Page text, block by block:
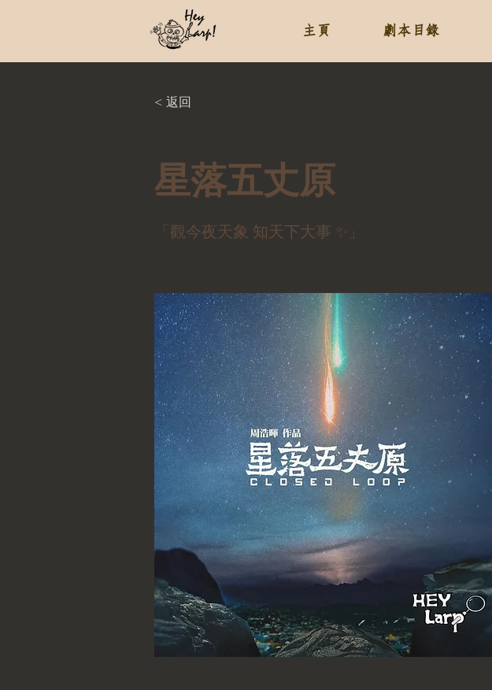
主頁 劇本目錄
< 返回
星落五丈原
「觀今夜天象 知天下大事 ✨」